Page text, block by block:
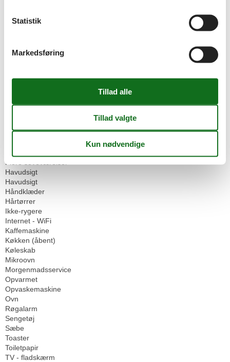
Gokartbane
Parkeringskælder
Balkon
Dobbeltseng
Flere soveværelser
Havudsigt
Havudsigt
Håndklæder
Hårtørrer
Ikke-rygere
Internet - WiFi
Kaffemaskine
Køkken (åbent)
Køleskab
Mikroovn
Morgenmadsservice
Opvarmet
Opvaskemaskine
Ovn
Røgalarm
Sengetøj
Sæbe
Toaster
Toiletpapir
TV - fladskærm
Statistik
Markedsføring